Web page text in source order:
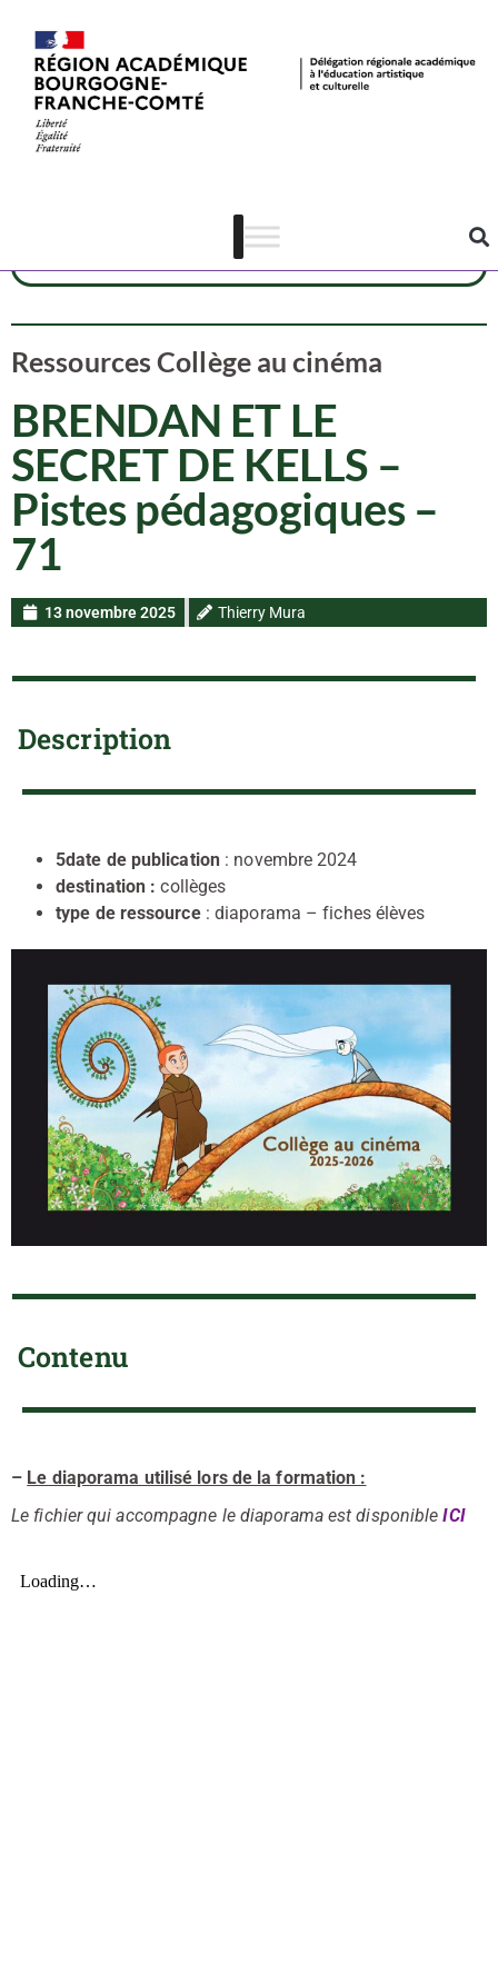
Cinéma
Ressources Collège au cinéma
BRENDAN ET LE
SECRET DE KELLS –
Pistes pédagogiques –
71
13 novembre 2025 Thierry Mura
Description
5date de publication : novembre 2024
destination :collèges
type de ressource: diaporama – fiches élèves
Contenu
– Le diaporama utilisé lors de la formation :
Le fichier qui accompagne le diaporama est disponibleICI